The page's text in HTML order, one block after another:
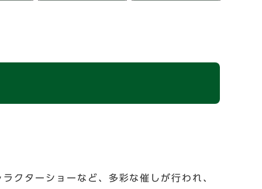
クターショーなど、多彩な催しが行われ、